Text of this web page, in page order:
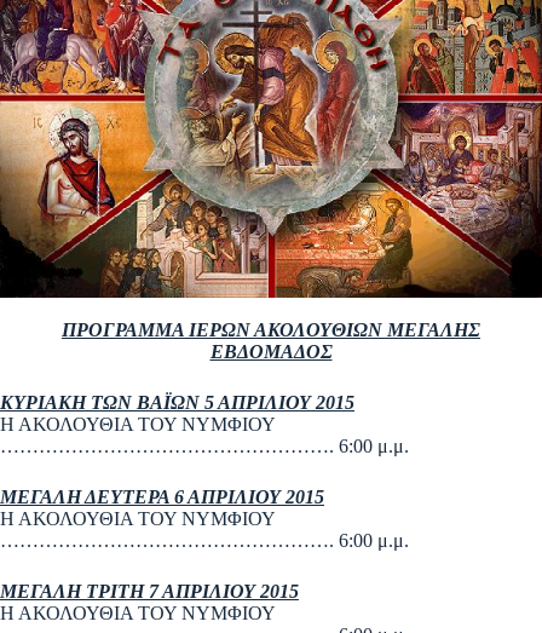
ΠΡΟΓΡΑΜΜΑ ΙΕΡΩΝ ΑΚΟΛΟΥΘΙΩΝ ΜΕΓΑΛΗΣ
ΕΒΔΟΜΑΔΟΣ
ΚΥΡΙΑΚΗ ΤΩΝ ΒΑΪΩΝ 5 ΑΠΡΙΛΙΟΥ 2015
Η ΑΚΟΛΟΥΘΙΑ ΤΟΥ ΝΥΜΦΙΟΥ
……………………………………………. 6:00 μ.μ.
ΜΕΓΑΛΗ ΔΕΥΤΕΡΑ 6 ΑΠΡΙΛΙΟΥ 2015
Η ΑΚΟΛΟΥΘΙΑ ΤΟΥ ΝΥΜΦΙΟΥ
……………………………………………. 6:00 μ.μ.
ΜΕΓΑΛΗ ΤΡΙΤΗ 7 ΑΠΡΙΛΙΟΥ 2015
Η ΑΚΟΛΟΥΘΙΑ ΤΟΥ ΝΥΜΦΙΟΥ